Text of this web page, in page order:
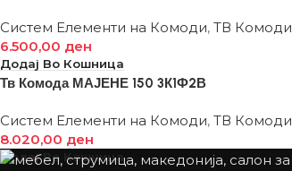
Систем Елементи на Комоди, ТВ Комоди
6.500,00 ден
Додај Во Кошница
Тв Комода МАЈЕНЕ 150 3К1Ф2В
Систем Елементи на Комоди, ТВ Комоди
8.020,00 ден
Додај Во Кошница